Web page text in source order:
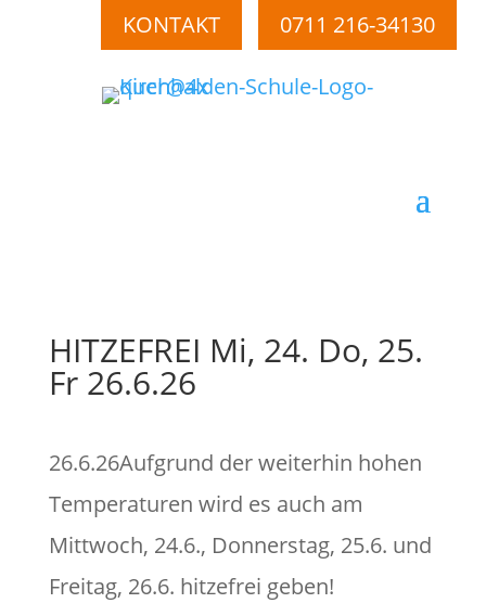
KONTAKT 0711 216-34130
HITZEFREI Mi, 24. Do, 25.
Fr 26.6.26
26.6.26Aufgrund der weiterhin hohen
Temperaturen wird es auch am
Mittwoch, 24.6., Donnerstag, 25.6. und
Freitag, 26.6. hitzefrei geben!